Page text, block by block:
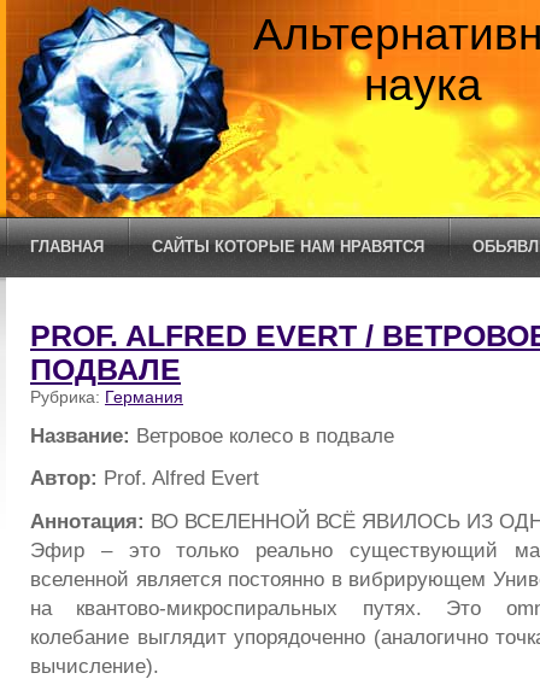
наука
ГЛАВНАЯ САЙТЫ КОТОРЫЕ НАМ НРАВЯТСЯ
PROF. ALFRED EVERT /
ПОДВАЛЕ
Рубрика: Германия
Название: Ветровое колесо в подвале
Автор: Prof. Alfred Evert
Аннотация: ВО ВСЕЛЕННОЙ ВСЁ ЯВИЛОСЬ ИЗ
Эфир – это только реально существующий
вселенной является постоянно в вибрирующем
на квантово-микроспиральных путях. Это
колебание выглядит упорядоченно (аналогично
вычисление).